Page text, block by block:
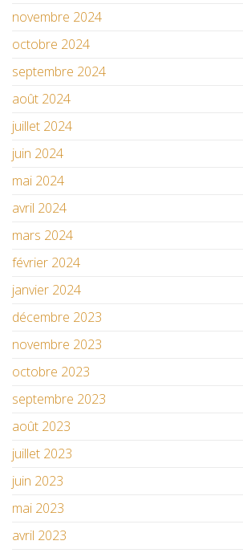
novembre 2024
octobre 2024
septembre 2024
août 2024
juillet 2024
juin 2024
mai 2024
avril 2024
mars 2024
février 2024
janvier 2024
décembre 2023
novembre 2023
octobre 2023
septembre 2023
août 2023
juillet 2023
juin 2023
mai 2023
avril 2023